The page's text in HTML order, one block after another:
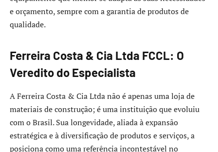
e orçamento, sempre com a garantia de produtos de
qualidade.
Ferreira Costa & Cia Ltda FCCL: O
Veredito do Especialista
A Ferreira Costa & Cia Ltda não é apenas uma loja de
materiais de construção; é uma instituição que evoluiu
com o Brasil. Sua longevidade, aliada à expansão
estratégica e à diversificação de produtos e serviços, a
posiciona como uma referência incontestável no